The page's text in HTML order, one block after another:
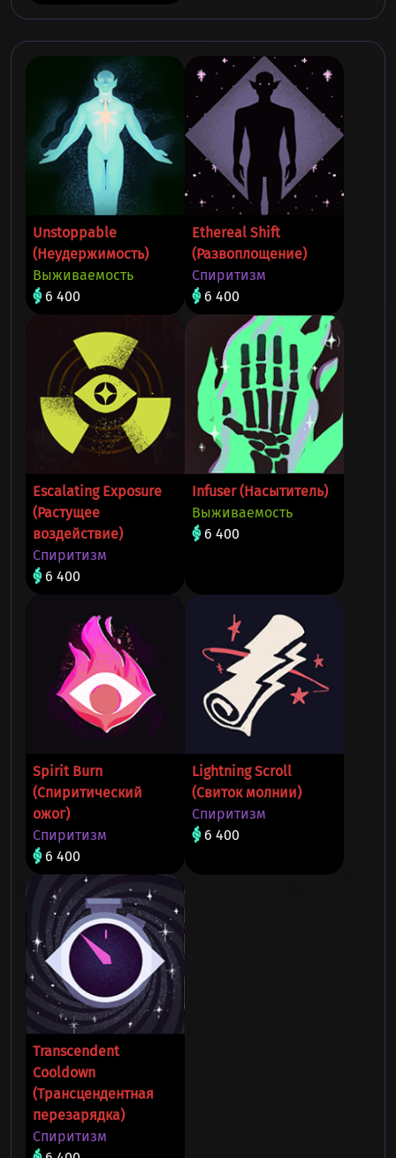
Unstoppable
(Неудержимость)
Выживаемость
6 400
Ethereal Shift
(Развоплощение)
Спиритизм
6 400
Escalating Exposure
(Растущее
воздействие)
Спиритизм
6 400
Infuser (Насытитель)
Выживаемость
6 400
Spirit Burn
(Спиритический
ожог)
Спиритизм
6 400
Lightning Scroll
(Свиток молнии)
Спиритизм
6 400
Transcendent
Cooldown
(Трансцендентная
перезарядка)
Спиритизм